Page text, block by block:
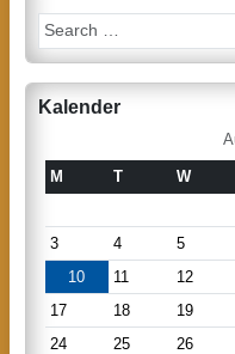
n
a
v
g
a
o
n
S
e
a
cKalender
M T W
3
4 5
10
11 12
17
18 19
24
25 26